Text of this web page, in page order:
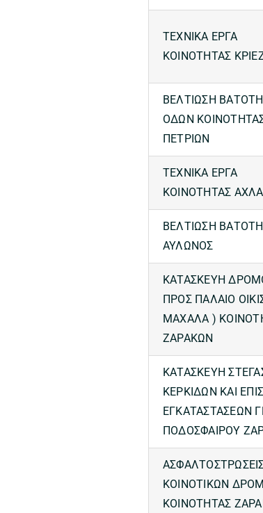
ΤΕΧΝΙΚΑ ΕΡΓΑ
ΚΟΙΝΟΤΗΤΑΣ
ΒΕΛΤΙΩΣΗ
ΟΔΩΝ
ΠΕΤΡΙΩΝ
ΤΕΧΝΙΚΑ ΕΡΓΑ
ΚΟΙΝΟΤΗΤΑΣ
ΒΕΛΤΙΩΣΗ
ΑΥΛΩΝΟΣ
ΚΑΤΑΣΚΕΥΗ
ΠΡΟΣ ΠΑΛΑΙΟ
ΜΑΧΑΛΑ )
ΖΑΡΑΚΩΝ
ΚΑΤΑΣΚΕΥΗ
ΚΕΡΚΙΔΩΝ ΚΑΙ
ΕΓΚΑΤΑΣΤΑΣΕΩΝ
ΠΟΔΟΣΦΑΙΡΟΥ
ΚΟΙΝΟΤΙΚΩΝ
ΚΟΙΝΟΤΗΤΑΣ